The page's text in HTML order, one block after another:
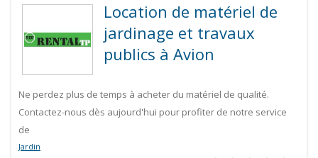
Location de matériel de
jardinage et travaux
publics à Avion
Ne perdez plus de temps à acheter du matériel de qualité.
Contactez-nous dès aujourd'hui pour profiter de notre service
de
Jardin